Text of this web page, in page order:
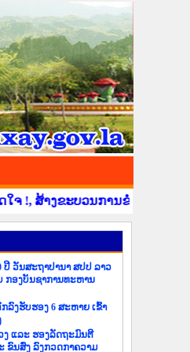
ງຂະບວນການຂໍ່ານັບຮັບຕ້ອນ ວັນ
ວັນສະຖາປານາ ສປປ ລາວ
ກອງບັນຊາການທະຫານ
ລົງຮັບຮອງ 6 ສະຫາຍ ເຂົ້າ
ງ ແລະ ຮອງລັດຖະມົນຕີ
ຂົນສົ່ງ ລົງກວດກາຄວາມ